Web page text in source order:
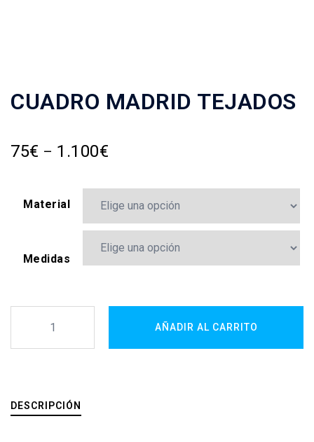
CUADRO MADRID TEJADOS
75€ – 1.100€
Material
Medidas
AÑADIR AL CARRITO
DESCRIPCIÓN